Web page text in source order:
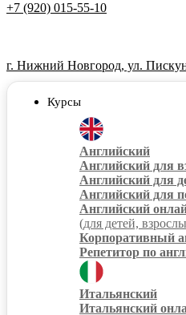
+7 (920) 015-55-10
г. Нижний Новгород, ул.
Курсы
Английский
Английский для
Английский для
Английский для
Английский
(для детей,
Корпоративный
Репетитор по
Итальянский
Итальянский